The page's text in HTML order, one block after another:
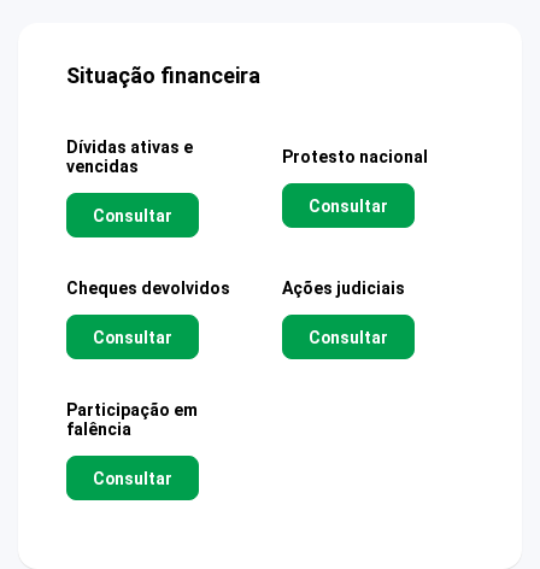
Situação financeira
Dívidas ativas e
vencidas
Consultar
Protesto nacional
Consultar
Cheques devolvidos
Consultar
Ações judiciais
Consultar
Participação em
falência
Consultar